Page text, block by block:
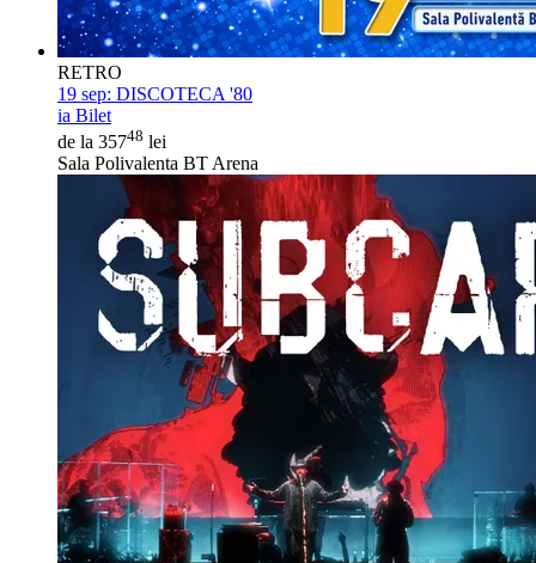
RETRO
19 sep: DISCOTECA '80
ia Bilet
de la 35748 lei
Sala Polivalenta BT Arena